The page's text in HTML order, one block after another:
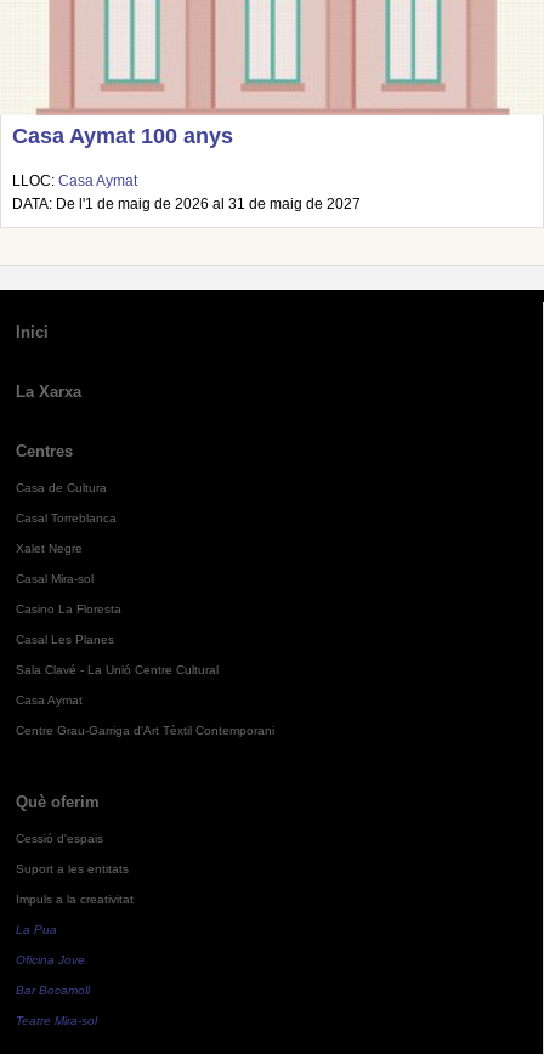
Casa Aymat 100 anys
LLOC: Casa Aymat
DATA: De l'1 de maig de 2026 al 31 de maig de 2027
Inici
La Xarxa
Centres
Casa de Cultura
Casal Torreblanca
Xalet Negre
Casal Mira-sol
Casino La Floresta
Casal Les Planes
Sala Clavé - La Unió Centre Cultural
Casa Aymat
Centre Grau-Garriga d'Art Tèxtil Contemporani
Què oferim
Cessió d'espais
Suport a les entitats
Impuls a la creativitat
La Pua
Oficina Jove
Bar Bocamoll
Teatre Mira-sol